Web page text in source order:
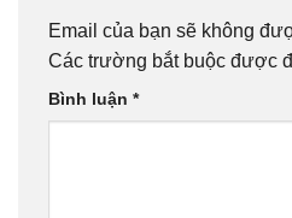
Email của bạn sẽ không
Các trường bắt buộc được
Bình luận *